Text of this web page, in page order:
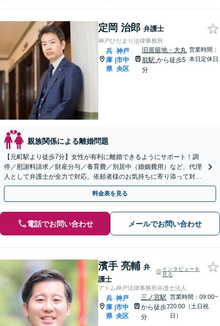
定岡 治郎 弁護士
神戸ひだまり法律事務所
兵
庫
県
|
神戸
市中
央区
旧居留地・大丸
前駅から徒歩5
分
営業時間：
本日定休日
親族関係による離婚問題
【元町駅より徒歩7分】女性が有利に離婚できるようにサポート！調
停／慰謝料請求／財産分与／養育費／別居中（婚姻費用）など、代理
人として弁護士が全力で対応。依頼者様のお気持ちに寄り添って対応
をします。【完全個室で秘密厳守】【子連れ相談OK】
料金表を見る
電話でお問い合わせ メールでお問い合わせ
濱手 亮輔 弁
護士
インタビューを
見る
アトム神戸法律事務所弁護士法人
兵
庫
県
|
神戸
市中
央区
三ノ宮駅
から徒歩7
分
営業時間：09:00~
20:00（土日祝
日）